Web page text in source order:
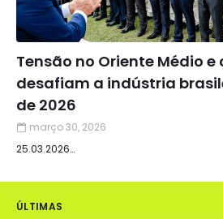
Tensão no Oriente Médio
desafiam a indústria
de 2026
março 30, 2026
25.03.2026…
ÚLTIMAS